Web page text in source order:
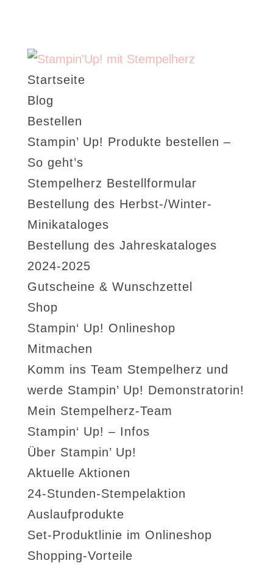
Startseite
Blog
Bestellen
Stampin’ Up! Produkte bestellen –
So geht’s
Stempelherz Bestellformular
Bestellung des Herbst-/Winter-
Minikataloges
Bestellung des Jahreskataloges
2024-2025
Gutscheine & Wunschzettel
Shop
Stampin‘ Up! Onlineshop
Mitmachen
Komm ins Team Stempelherz und
werde Stampin’ Up! Demonstratorin!
Mein Stempelherz-Team
Stampin‘ Up! – Infos
Über Stampin’ Up!
Aktuelle Aktionen
24-Stunden-Stempelaktion
Auslaufprodukte
Set-Produktlinie im Onlineshop
Shopping-Vorteile